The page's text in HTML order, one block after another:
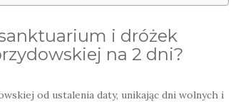
i dróżek
na 2 dni?
od ustalenia daty, unikając dni wolnych i